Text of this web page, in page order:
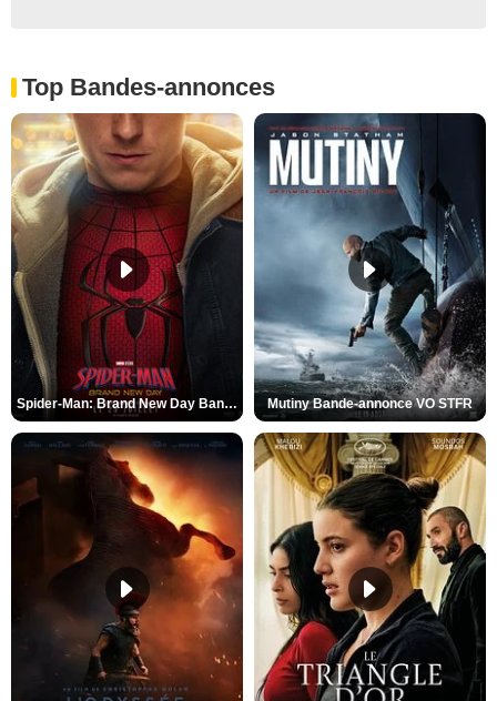
Top Bandes-annonces
Spider-Man: Brand New Day Bande-annonce VO STFR Mutiny Bande-annonce VO STFR